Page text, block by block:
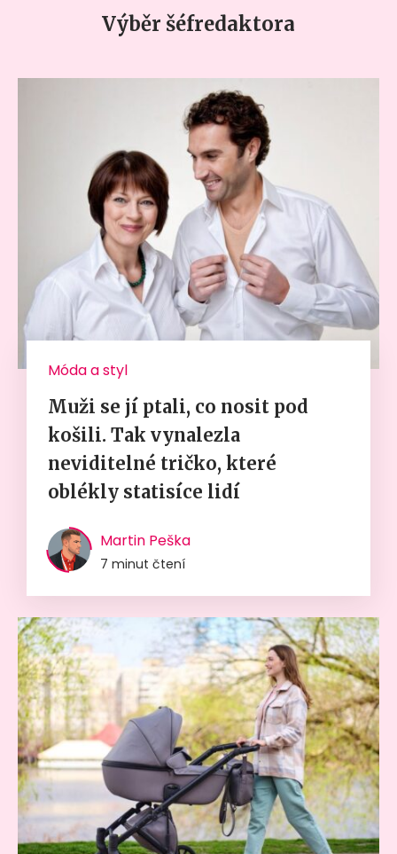
Výběr šéfredaktora
Móda a styl
Muži se jí ptali, co nosit pod
košili. Tak vynalezla
neviditelné tričko, které
oblékly statisíce lidí
Martin Peška
7 minut čtení